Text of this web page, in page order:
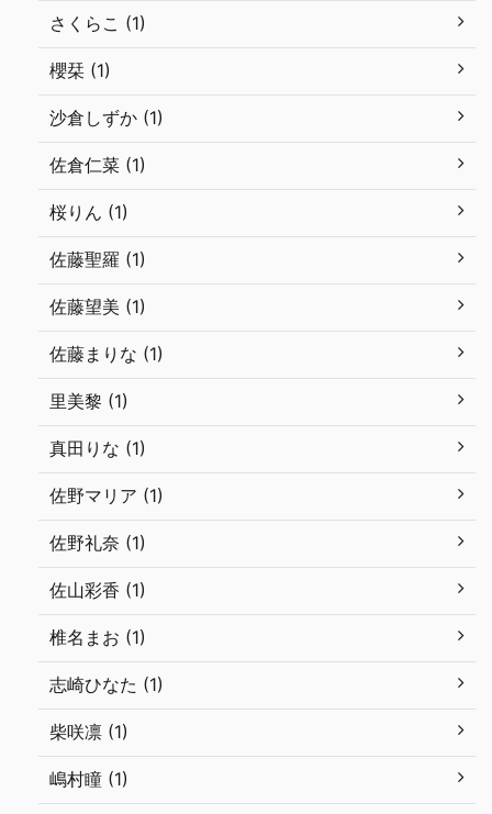
さくらこ (1)
櫻栞 (1)
沙倉しずか (1)
佐倉仁菜 (1)
桜りん (1)
佐藤聖羅 (1)
佐藤望美 (1)
佐藤まりな (1)
里美黎 (1)
真田りな (1)
佐野マリア (1)
佐野礼奈 (1)
佐山彩香 (1)
椎名まお (1)
志崎ひなた (1)
柴咲凛 (1)
嶋村瞳 (1)